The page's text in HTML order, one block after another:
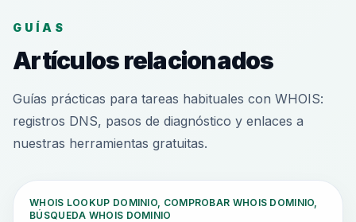
GUÍAS
Artículos relacionados
Guías prácticas para tareas habituales con WHOIS:
registros DNS, pasos de diagnóstico y enlaces a
nuestras herramientas gratuitas.
WHOIS LOOKUP DOMINIO, COMPROBAR WHOIS DOMINIO,
BÚSQUEDA WHOIS DOMINIO